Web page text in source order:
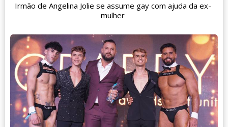
Irmão de Angelina Jolie se assume gay com ajuda da ex-
mulher